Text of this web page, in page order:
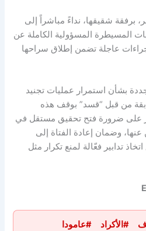
برفقة شقيقها، نداءً مباشراً إلى
المسيطرة المسؤولية الكاملة عن
إجراءات عاجلة تضمن إطلاق سراحها
بشأن استمرار عمليات تجنيد
من قبل “قسد” بوقف هذه
على ضرورة فتح تحقيق مستقل في
وضمان إعادة الفتاة إلى
تدابير فعّالة لمنع تكرار مثل
#الأكراد
#عامودا